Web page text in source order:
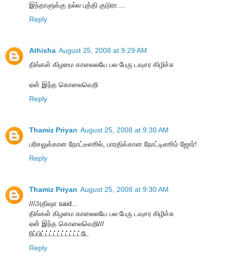
இந்தாளுக்கு நல்ல புத்தி குடுரா....
Reply
Athisha August 25, 2008 at 9:29 AM
திங்கள் கிழமை காலைலயே பல பேரு டவுசர கிழிச்சு
ஏன் இந்த கொலைவெறி
Reply
Thamiz Priyan August 25, 2008 at 9:30 AM
பரிசலுக்கான நோட்டீஸூல், பாரதிக்கான நோட்டிஸூம் ஜோர்!
Reply
Thamiz Priyan August 25, 2008 at 9:30 AM
///அதிஷா said...
திங்கள் கிழமை காலைலயே பல பேரு டவுசர கிழிச்சு
ஏன் இந்த கொலைவெறி///
ரிப்பிட்ட்ட்ட்ட்ட்ட்ட்ட்ட்டே
Reply